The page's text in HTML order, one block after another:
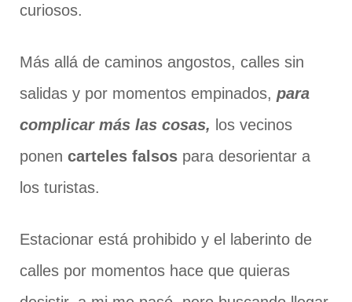
curiosos.
Más allá de caminos angostos, calles sin
salidas y por momentos empinados, para
complicar más las cosas, los vecinos
ponen carteles falsos para desorientar a
los turistas.
Estacionar está prohibido y el laberinto de
calles por momentos hace que quieras